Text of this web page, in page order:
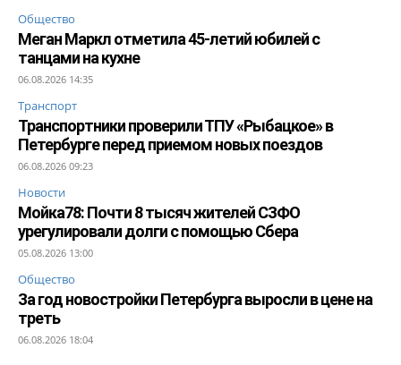
Общество
Меган Маркл отметила 45-летий юбилей с
танцами на кухне
06.08.2026 14:35
Транспорт
Транспортники проверили ТПУ «Рыбацкое» в
Петербурге перед приемом новых поездов
06.08.2026 09:23
Новости
Мойка78: Почти 8 тысяч жителей СЗФО
урегулировали долги с помощью Сбера
05.08.2026 13:00
Общество
За год новостройки Петербурга выросли в цене на
треть
06.08.2026 18:04